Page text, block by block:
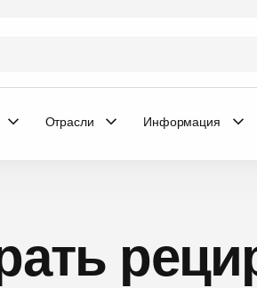
Отрасли Информация